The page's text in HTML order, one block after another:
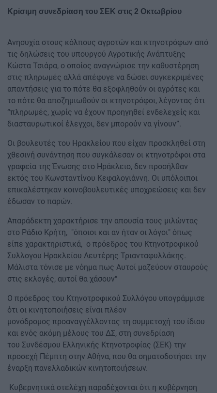
Κρίσιμη συνεδρίαση του ΣΕΚ στις 2 Οκτωβρίου
Ανησυχία στους κόλπους αγροτών και κτηνοτρόφων από
τις δηλώσεις του υπουργού Αγροτικής Ανάπτυξης
Κώστα Τσιάρα, ο οποίος αναγνώρισε την καθυστέρηση
στις πληρωμές αλλά απέφυγε να δώσει συγκεκριμένες
απαντήσεις για το πότε θα εξοφληθούν οι αγρότες και
το πότε θα αποζημιωθούν οι κτηνοτρόφοι, λέγοντας ότι
“πληρωμές, χωρίς να έχουν προηγηθεί ενδελεχείς και
διασταυρωτικοί έλεγχοι, δεν μπορούν να γίνουν”.
Οι βουλευτές του Ηρακλείου που είχαν προσκληθεί στη
χθεσινή συνάντηση που συγκάλεσαν οι κτηνοτρόφοι στα
γραφεία της Ένωσης στο Ηράκλειο, δεν προσήλθαν
εκτός του Κωνσταντίνου Κεφαλογιάννη. Οι υπόλοιποι
επικαλέστηκαν κοινοβουλευτικές υποχρεώσεις και δεν
έδωσαν το παρών.
Aπαράδεκτη χαρακτήρισε την απουσία τους μιλώντας
στο Ράδιο Κρήτη, "όποιοι και αν ήταν οι λόγοι" όπως
είπε χαρακτηριστικά, ο πρόεδρος του Κτηνοτροφικού
Συλλογου Ηρακλείου Λευτέρης Τριανταφυλλάκης.
Μάλιστα τόνισε με νόημα πως Αυτοί μαζεύουν σταυρούς
στις εκλογές, αυτοί θα χάσουν"
Ο πρόεδρος του Κτηνοτροφικού Συλλόγου υπογράμμισε
ότι οι κινητοποιήσεις είναι πλέον
μονόδρομος προαναγγέλλοντας τη συμμετοχή του ίδιου
και ενός ακόμη μέλους του ΔΣ, στη συνεδρίαση
του Συνδέσμου Ελληνικής Κτηνοτροφίας (ΣΕΚ) την
προσεχή Πέμπτη στην Αθήνα, που θα σηματοδοτήσει την
έναρξη πανελλαδικών κινητοποιήσεων.
Κυβερνητικά στελέχη παραδέχονται ότι η κυβέρνηση